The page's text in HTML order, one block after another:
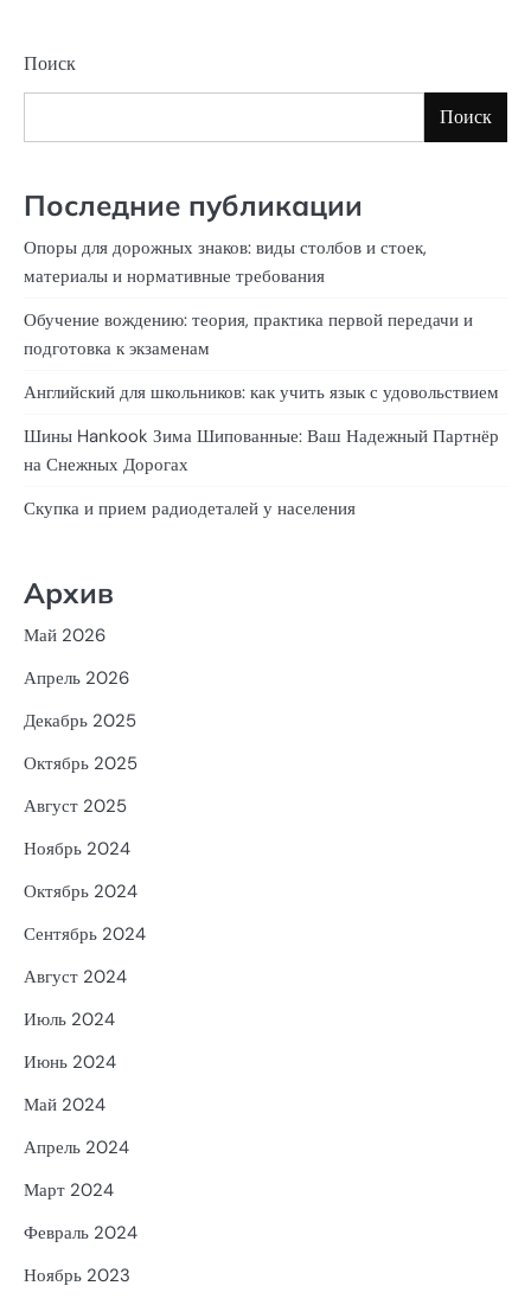
Поиск
Поиск
Последние публикации
Опоры для дорожных знаков: виды столбов и стоек,
материалы и нормативные требования
Обучение вождению: теория, практика первой передачи и
подготовка к экзаменам
Английский для школьников: как учить язык с удовольствием
Шины Hankook Зима Шипованные: Ваш Надежный Партнёр
на Снежных Дорогах
Скупка и прием радиодеталей у населения
Архив
Май 2026
Апрель 2026
Декабрь 2025
Октябрь 2025
Август 2025
Ноябрь 2024
Октябрь 2024
Сентябрь 2024
Август 2024
Июль 2024
Июнь 2024
Май 2024
Апрель 2024
Март 2024
Февраль 2024
Ноябрь 2023